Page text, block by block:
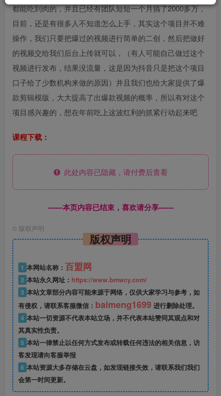
都能吃到肉的，并且已经有团队短短一个月搞了2000多万，
目前，还是有很多人不知道怎么上手，其实这个项目并不难
操作，我们只要把爆过的视频进行简单的二创，然后把做好
的视频交给我们后台上传就可以，（有人可能自己做过这个
视频进行发布，结果没流量，这是因为抖音只是把这个项目
口子给了少数机构来做的原因）并且我们也给大家提供了爆
款剪辑模版，大大提高了出爆款视频的概率，所以有对这个
项目感兴趣的，想在年前吃上这波红利的抓紧行动起来吧
课程下载：
此处内容已隐藏，请付费后查看
------本页内容已结束，喜欢请分享------
© 版权声明
版权声明
1 本网站名称： 百盟网
2 本站永久网址： https://www.bmwcy.com/
3 本站文章部分内容可能来源于网络，仅供大家学习与参考，如
有侵权，请联系客服微信： baimeng1699 进行删除处理。
4 本站一切资源不代表本站立场，并不代表本站赞同其观点和对
其真实性负责。
5 本站一律禁止以任何方式发布或转载任何违法的相关信息，访
客发现请向客服举报
6 本站资源大多存储在云盘，如发现链接失效，请联系我们我们
会第一时间更新。